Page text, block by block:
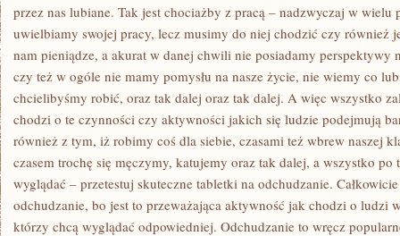
przez nas lubiane. Tak jest chociażby z pracą – nadzwyczaj w wielu
uwielbiamy swojej pracy, lecz musimy do niej chodzić czy również
nam pieniądze, a akurat w danej chwili nie posiadamy perspektywy
czy też w ogóle nie mamy pomysłu na nasze życie, nie wiemy co
chcielibyśmy robić, oraz tak dalej oraz tak dalej. A więc wszystko
chodzi o te czynności czy aktywności jakich się ludzie podejmują
również z tym, iż robimy coś dla siebie, czasami też wbrew naszej
czasem trochę się męczymy, katujemy oraz tak dalej, a wszystko
wyglądać – przetestuj skuteczne tabletki na odchudzanie.
odchudzanie, bo jest to przeważająca aktywność jak chodzi o ludzi
którzy chcą wyglądać odpowiedniej. Odchudzanie to wręcz